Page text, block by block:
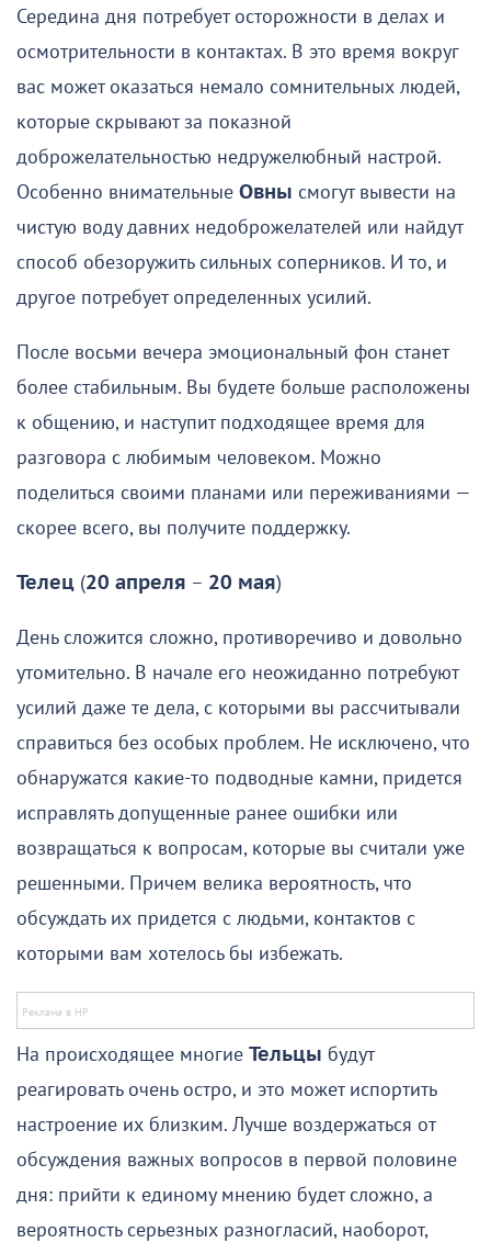
Середина дня потребует осторожности в делах и
осмотрительности в контактах. В это время вокруг
вас может оказаться немало сомнительных людей,
которые скрывают за показной
доброжелательностью недружелюбный настрой.
Особенно внимательные Овны смогут вывести на
чистую воду давних недоброжелателей или найдут
способ обезоружить сильных соперников. И то, и
другое потребует определенных усилий.
После восьми вечера эмоциональный фон станет
более стабильным. Вы будете больше расположены
к общению, и наступит подходящее время для
разговора с любимым человеком. Можно
поделиться своими планами или переживаниями —
скорее всего, вы получите поддержку.
Телец (20 апреля – 20 мая)
День сложится сложно, противоречиво и довольно
утомительно. В начале его неожиданно потребуют
усилий даже те дела, с которыми вы рассчитывали
справиться без особых проблем. Не исключено, что
обнаружатся какие-то подводные камни, придется
исправлять допущенные ранее ошибки или
возвращаться к вопросам, которые вы считали уже
решенными. Причем велика вероятность, что
обсуждать их придется с людьми, контактов с
которыми вам хотелось бы избежать.
На происходящее многие Тельцы будут
реагировать очень остро, и это может испортить
настроение их близким. Лучше воздержаться от
обсуждения важных вопросов в первой половине
дня: прийти к единому мнению будет сложно, а
вероятность серьезных разногласий, наоборот,